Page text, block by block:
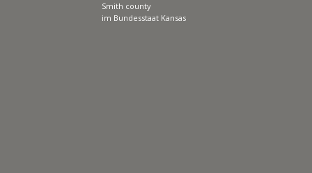
Smith county
im Bundesstaat Kansas